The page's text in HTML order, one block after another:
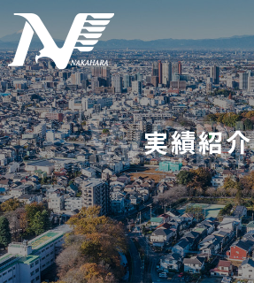
ホーム
事業紹介
実績紹介
中原工業の取り組み
実績紹介